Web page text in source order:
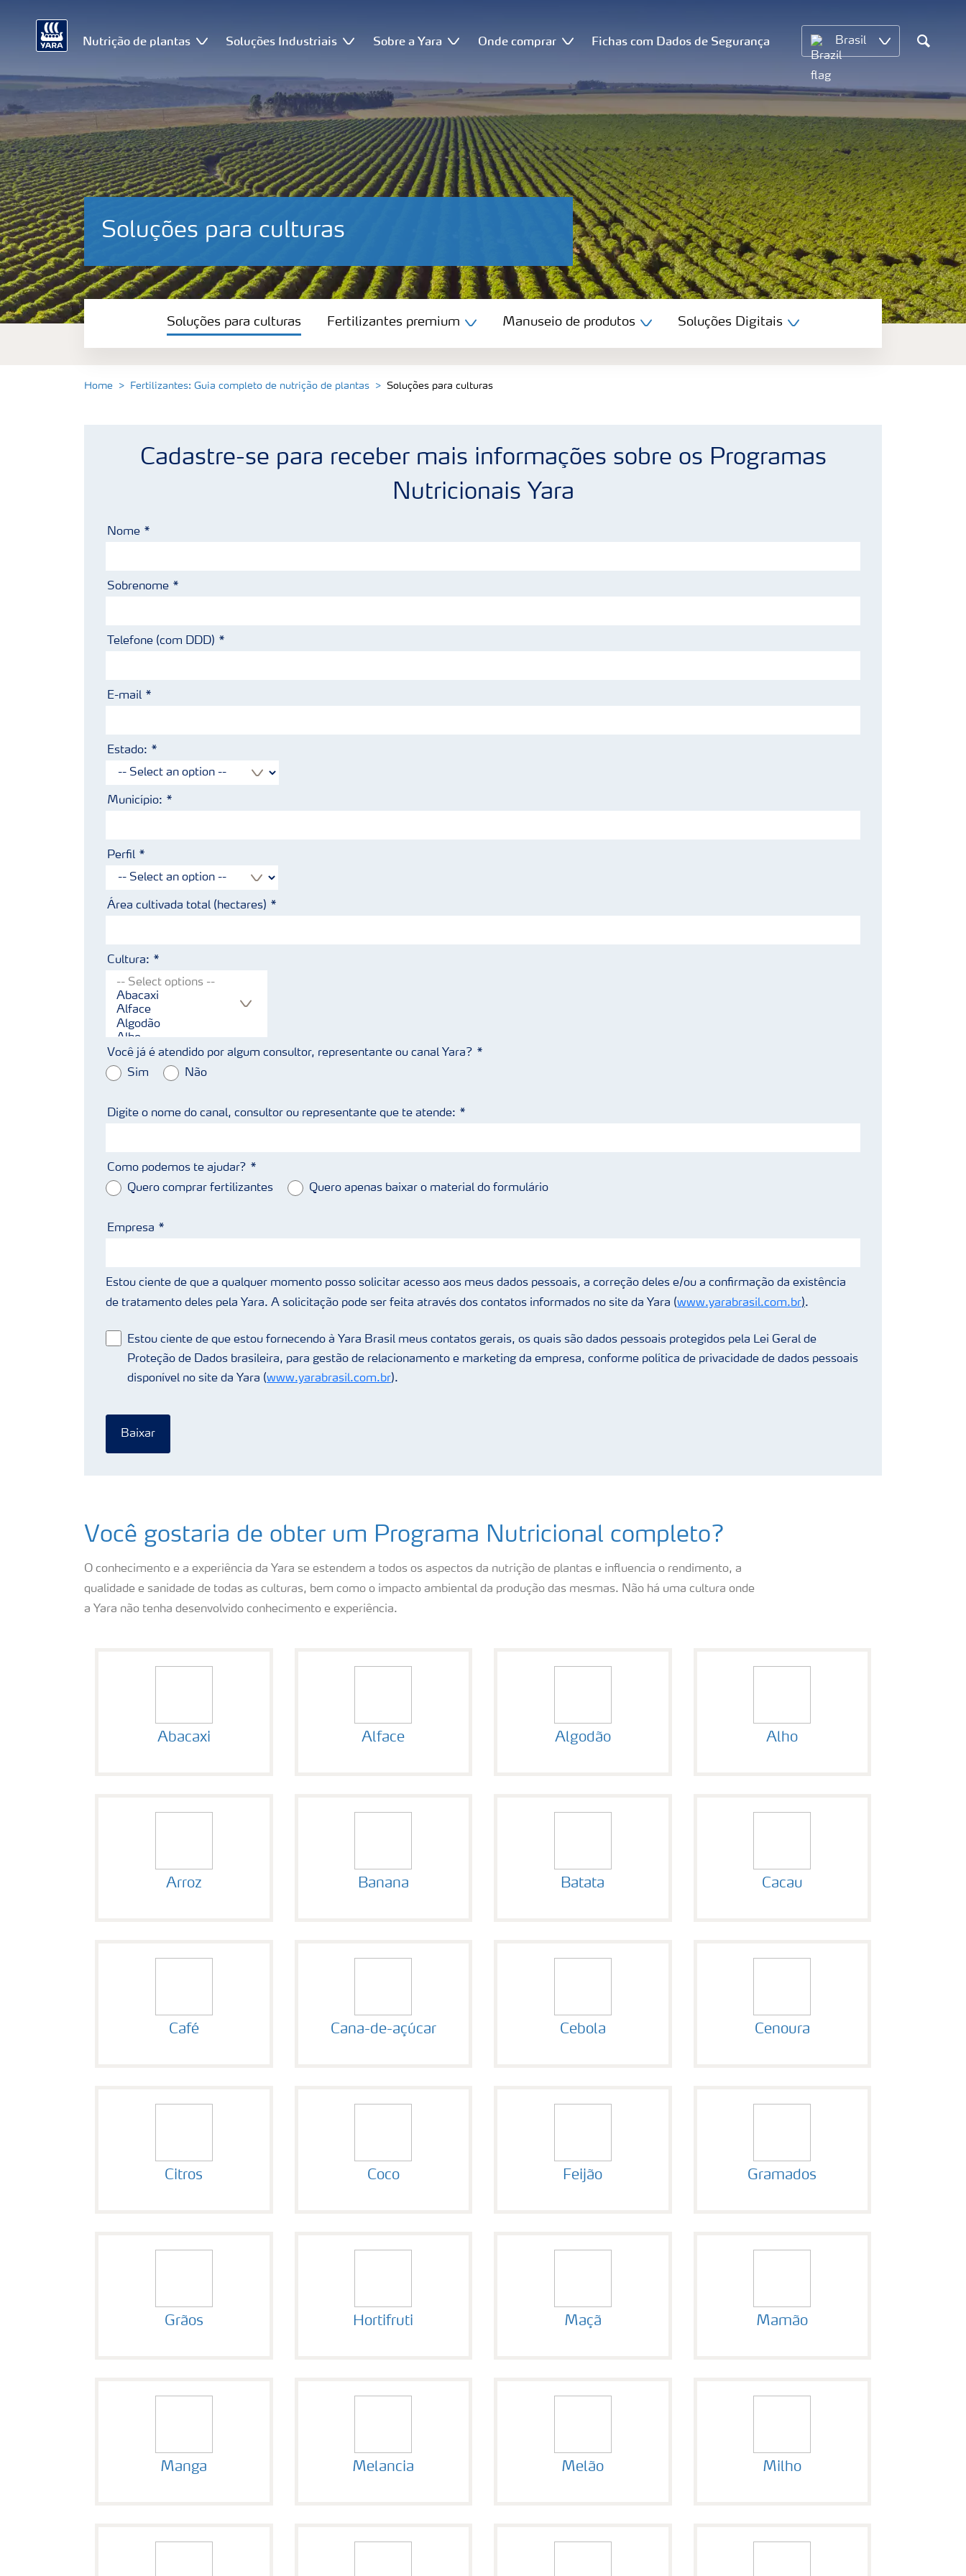
Nutrição de plantas Soluções Industriais Sobre a Yara Onde comprar Fichas com Dados de Segurança Brasil
Search
Soluções para culturas
Soluções para culturas
Fertilizantes premium
Manuseio de produtos
Soluções para culturas Fertilizantes premium Manuseio de produtos Soluções Digitais
Home Fertilizantes: Guia completo de nutrição de plantas Soluções para culturas
Cadastre-se para receber mais informações sobre os Programas
Nutricionais Yara
Nome
Sobrenome
Telefone (com DDD)
E-mail
Estado:
Município:
Perfil
Área cultivada total (hectares)
Cultura:
Você já é atendido por algum consultor, representante ou canal Yara?
Sim
Não
Digite o nome do canal, consultor ou representante que te atende:
Como podemos te ajudar?
Quero comprar fertilizantes
Quero apenas baixar o material do formulário
Empresa
Estou ciente de que a qualquer momento posso solicitar acesso aos meus dados pessoais, a correção deles e/ou a confirmação da existência
de tratamento deles pela Yara. A solicitação pode ser feita através dos contatos informados no site da Yara (www.yarabrasil.com.br).
Estou ciente de que estou fornecendo à Yara Brasil meus contatos gerais, os quais são dados pessoais protegidos pela Lei Geral de
Proteção de Dados brasileira, para gestão de relacionamento e marketing da empresa, conforme política de privacidade de dados pessoais
disponível no site da Yara (www.yarabrasil.com.br).
Baixar
Você gostaria de obter um Programa Nutricional completo?
O conhecimento e a experiência da Yara se estendem a todos os aspectos da nutrição de plantas e influencia o rendimento, a
qualidade e sanidade de todas as culturas, bem como o impacto ambiental da produção das mesmas. Não há uma cultura onde
a Yara não tenha desenvolvido conhecimento e experiência.
Abacaxi Alface Algodão Alho
Arroz Banana Batata Cacau
Café Cana-de-açúcar Cebola Cenoura
Citros Coco Feijão Gramados
Grãos Hortifruti Maçã Mamão
Manga Melancia Melão Milho